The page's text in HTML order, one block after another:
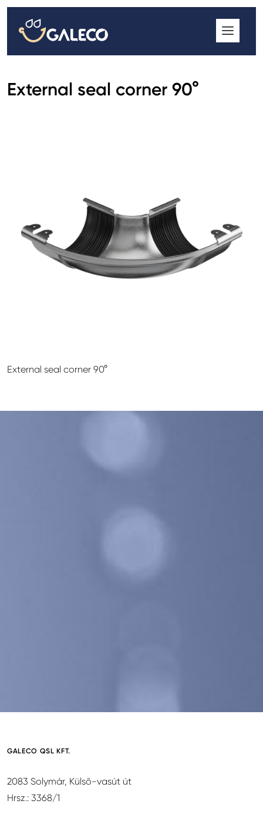
External seal corner 90°
External seal corner 90°
GALECO QSL KFT.
2083 Solymár, Külső-vasút út
Hrsz.: 3368/1
ROOFGUTTER CLASSIC
GALECO GRIN MOD
ERESZCSATORNA RENDSZER
GALECO REJTETT ERESZCSATORNA RENDSZER
QSTALYO ERESZCSATORNA RENDSZER
GALECO LEMEZTERMÉKEK ÉS TETŐKIEGÉSZÍTŐK